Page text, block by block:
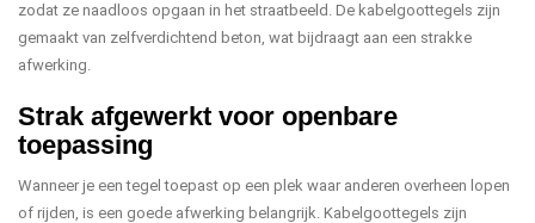
zodat ze naadloos opgaan in het straatbeeld. De kabelgoottegels zijn
gemaakt van zelfverdichtend beton, wat bijdraagt aan een strakke
afwerking.
Strak afgewerkt voor openbare
toepassing
Wanneer je een tegel toepast op een plek waar anderen overheen lopen
of rijden, is een goede afwerking belangrijk. Kabelgoottegels zijn